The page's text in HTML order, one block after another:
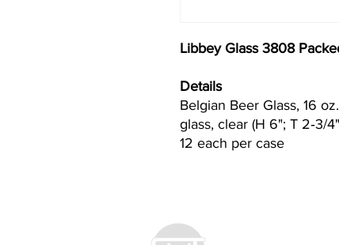
Libbey Glass 3808
Details
Belgian Beer Glass, 16
glass, clear (H 6"; T 2‐3/
12 each per case